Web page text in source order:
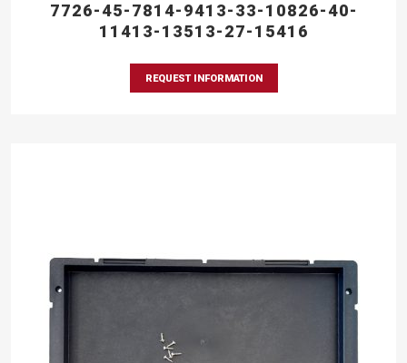
7726-45-7814-9413-33-10826-40-
11413-13513-27-15416
REQUEST INFORMATION